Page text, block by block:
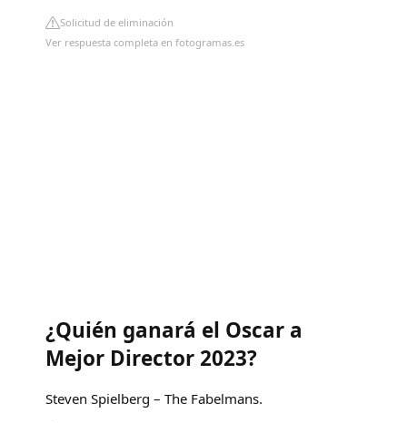
Solicitud de eliminación
Ver respuesta completa en fotogramas.es
¿Quién ganará el Oscar a
Mejor Director 2023?
Steven Spielberg – The Fabelmans.